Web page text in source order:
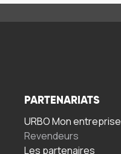
PARTENARIATS
URBO Mon entreprise
Revendeurs
Les partenaires